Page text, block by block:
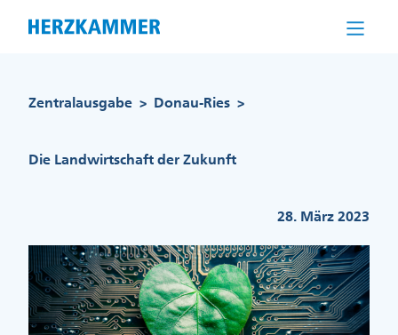
Zentralausgabe > Donau-Ries >
Die Landwirtschaft der Zukunft
28. März 2023